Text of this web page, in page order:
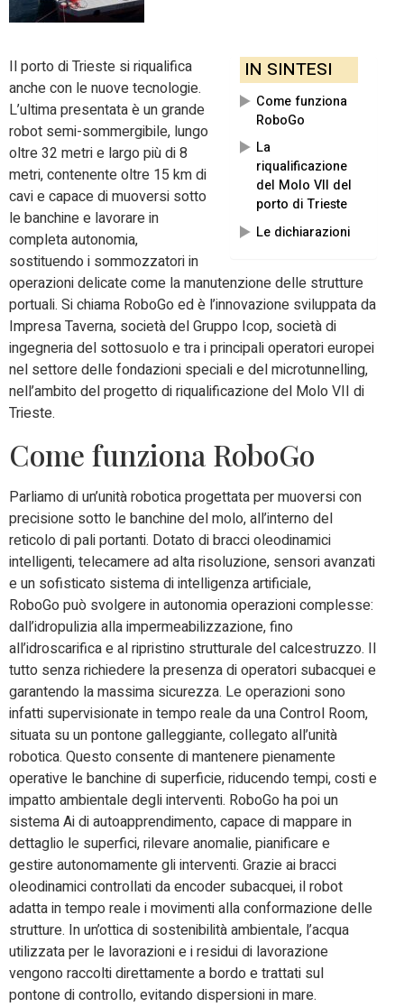
IN SINTESI
Come funziona
RoboGo
La
riqualificazione
del Molo VII del
porto di Trieste
Le dichiarazioni
Il porto di Trieste si riqualifica
anche con le nuove tecnologie.
L’ultima presentata è un grande
robot semi-sommergibile, lungo
oltre 32 metri e largo più di 8
metri,contenente oltre 15 km di
caviecapace di muoversi sotto
le banchine e lavorare in
completa autonomia,
sostituendo i sommozzatori in
operazioni delicate come la manutenzione delle strutture
portuali. Si chiama RoboGoed è l’innovazione sviluppata da
Impresa Taverna, società del Gruppo Icop, società di
ingegneria del sottosuolo e tra i principali operatori europei
nel settore delle fondazioni speciali e delmicrotunnelling,
nell’ambito del progettodiriqualificazione del Molo VII di
Trieste.
Come funziona RoboGo
Parliamo di un’unità roboticaprogettata per muoversi con
precisione sotto le banchine del molo, all’interno del
reticolo di pali portanti. Dotato di bracci oleodinamici
intelligenti, telecamere ad alta risoluzione, sensori avanzati
e un sofisticato sistema di intelligenza artificiale,
RoboGopuò svolgere in autonomia operazioni complesse:
dall’idropuliziaalla impermeabilizzazione, fino
all’idroscarificae al ripristino strutturale del calcestruzzo. Il
tutto senza richiedere la presenza di operatori subacquei e
garantendo la massima sicurezza. Le operazioni sono
infatti supervisionate in tempo reale da unaControl Room,
situata su unpontone galleggiante,collegato all’unità
robotica. Questo consente di mantenerepienamente
operative le banchine di superficie, riducendo tempi, costi e
impatto ambientale degli interventi. RoboGo ha poi un
sistema Ai diautoapprendimento, capace dimappare in
dettaglio le superfici, rilevare anomalie, pianificare e
gestire autonomamente gli interventi. Grazie aibracci
oleodinamici controllati da encoder subacquei, il robot
adatta in tempo reale i movimenti alla conformazione delle
strutture. In un’ottica di sostenibilità ambientale, l’acqua
utilizzata per le lavorazioni e i residui di lavorazione
vengonoraccolti direttamente a bordo e trattati sul
pontone di controllo, evitando dispersioni in mare.